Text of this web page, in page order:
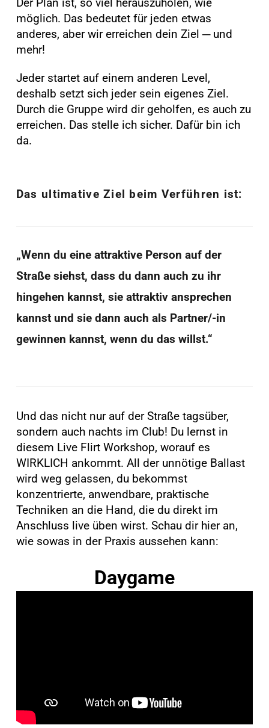
Der Plan ist, so viel herauszuholen, wie
möglich. Das bedeutet für jeden etwas
anderes, aber wir erreichen dein Ziel ─ und
mehr!
Jeder startet auf einem anderen Level,
deshalb setzt sich jeder sein eigenes Ziel.
Durch die Gruppe wird dir geholfen, es auch zu
erreichen. Das stelle ich sicher. Dafür bin ich
da.
Das ultimative Ziel beim Verführen ist:
„Wenn du eine attraktive Person auf der
Straße siehst, dass du dann auch zu ihr
hingehen kannst, sie attraktiv ansprechen
kannst und sie dann auch als Partner/-in
gewinnen kannst, wenn du das willst.“
Und das nicht nur auf der Straße tagsüber,
sondern auch nachts im Club! Du lernst in
diesem Live Flirt Workshop, worauf es
WIRKLICH ankommt. All der unnötige Ballast
wird weg gelassen, du bekommst
konzentrierte, anwendbare, praktische
Techniken an die Hand, die du direkt im
Anschluss live üben wirst. Schau dir hier an,
wie sowas in der Praxis aussehen kann:
Daygame